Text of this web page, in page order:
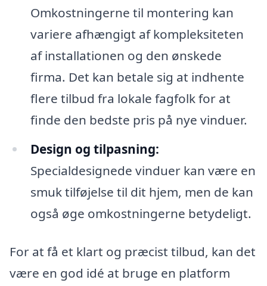
Omkostningerne til montering kan
variere afhængigt af kompleksiteten
af installationen og den ønskede
firma. Det kan betale sig at indhente
flere tilbud fra lokale fagfolk for at
finde den bedste pris på nye vinduer.
Design og tilpasning:
Specialdesignede vinduer kan være en
smuk tilføjelse til dit hjem, men de kan
også øge omkostningerne betydeligt.
For at få et klart og præcist tilbud, kan det
være en god idé at bruge en platform